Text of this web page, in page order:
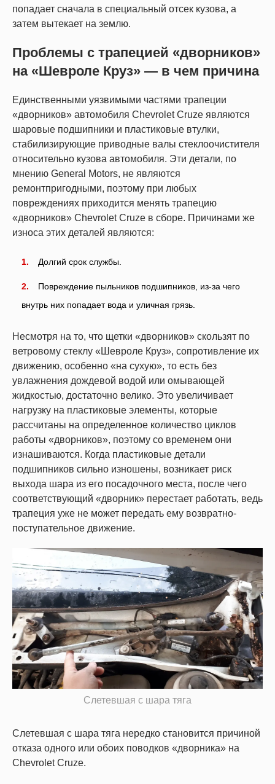
попадает сначала в специальный отсек кузова, а
затем вытекает на землю.
Проблемы с трапецией «дворников»
на «Шевроле Круз» — в чем причина
Единственными уязвимыми частями трапеции
«дворников» автомобиля Chevrolet Cruze являются
шаровые подшипники и пластиковые втулки,
стабилизирующие приводные валы стеклоочистителя
относительно кузова автомобиля. Эти детали, по
мнению General Motors, не являются
ремонтпригодными, поэтому при любых
повреждениях приходится менять трапецию
«дворников» Chevrolet Cruze в сборе. Причинами же
износа этих деталей являются:
Долгий срок службы.
Повреждение пыльников подшипников, из-за чего
внутрь них попадает вода и уличная грязь.
Несмотря на то, что щетки «дворников» скользят по
ветровому стеклу «Шевроле Круз», сопротивление их
движению, особенно «на сухую», то есть без
увлажнения дождевой водой или омывающей
жидкостью, достаточно велико. Это увеличивает
нагрузку на пластиковые элементы, которые
рассчитаны на определенное количество циклов
работы «дворников», поэтому со временем они
изнашиваются. Когда пластиковые детали
подшипников сильно изношены, возникает риск
выхода шара из его посадочного места, после чего
соответствующий «дворник» перестает работать, ведь
трапеция уже не может передать ему возвратно-
поступательное движение.
Слетевшая с шара тяга
Слетевшая с шара тяга нередко становится причиной
отказа одного или обоих поводков «дворника» на
Chevrolet Cruze.